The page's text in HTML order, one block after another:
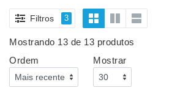
Filtros 3
Mostrando 13 de 13 produtos
Ordem
Mostrar